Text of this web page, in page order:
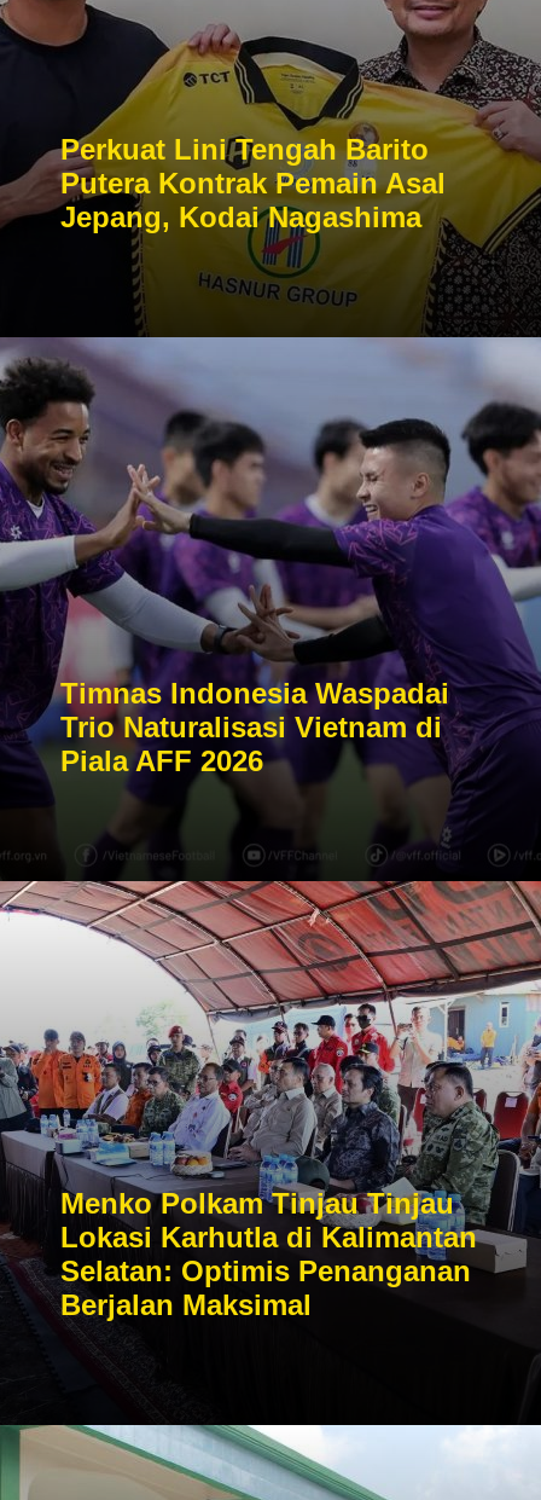
Perkuat Lini Tengah Barito
Putera Kontrak Pemain Asal
Jepang, Kodai Nagashima
Timnas Indonesia Waspadai
Trio Naturalisasi Vietnam di
Piala AFF 2026
Menko Polkam Tinjau Tinjau
Lokasi Karhutla di Kalimantan
Selatan: Optimis Penanganan
Berjalan Maksimal